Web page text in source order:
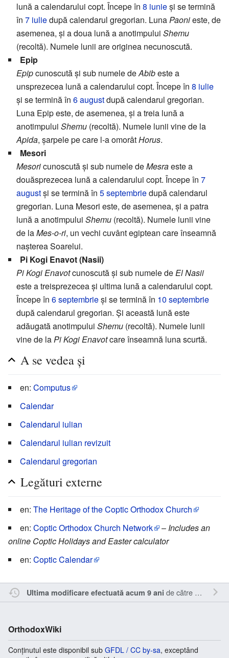
lună a calendarului copt. Începe în 8 iunieși se termină
în 7 iuliedupă calendarul gregorian. LunaPaonieste, de
asemenea, și a doua lună a anotimpului Shemu
(recoltă). Numele lunii are originea necunoscută.
Epip
Epipcunoscută și sub numele deAbibeste a
unsprezecea lună a calendarului copt. Începe în 8 iulie
și se termină în 6 augustdupă calendarul gregorian.
Luna Epip este, de asemenea, și a treia lună a
anotimpului Shemu (recoltă). Numele lunii vine de la
Apida, șarpele pe care l-a omorâtHorus.
Mesori
Mesoricunoscută și sub numele deMesraeste a
douăsprezecea lună a calendarului copt. Începe în 7
augustși se termină în 5 septembriedupă calendarul
gregorian. Luna Mesori este, de asemenea, și a patra
lună a anotimpului Shemu (recoltă). Numele lunii vine
de laMes-o-ri, un vechi cuvânt egiptean care înseamnă
nașterea Soarelui.
Pi Kogi Enavot (Nasii)
Pi Kogi Enavotcunoscută și sub numele deEl Nasii
este a treisprezecea și ultima lună a calendarului copt.
Începe în 6 septembrieși se termină în 10 septembrie
după calendarul gregorian. Și această lună este
adăugată anotimpului Shemu (recoltă). Numele lunii
vine de laPi Kogi Enavotcare înseamnă luna scurtă.
A se vedea și
en: Computus
Calendar
Calendarul iulian
Calendarul iulian revizuit
Calendarul gregorian
Legături externe
en: The Heritage of the Coptic Orthodox Church
en: Coptic Orthodox Church Network – Includes an
online Coptic Holidays and Easter calculator
en: Coptic Calendar
Ultima modificare efectuată acum 9 ani de către Oql
OrthodoxWiki
Conținutul este disponibil sub GFDL / CC by-sa, exceptând